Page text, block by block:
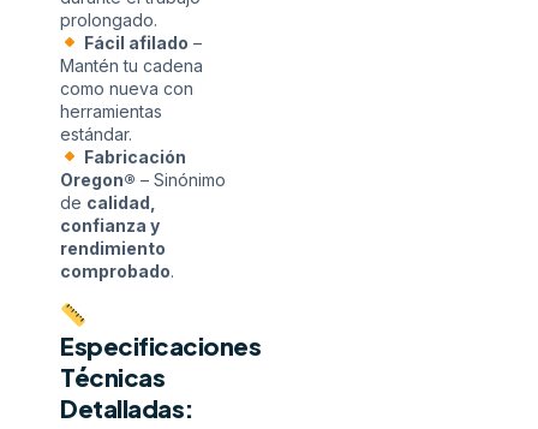
prolongado.
Fácil afilado –
Mantén tu cadena
como nueva con
herramientas
estándar.
Fabricación
Oregon® – Sinónimo
de calidad,
confianza y
rendimiento
comprobado.
Especificaciones
Técnicas
Detalladas: